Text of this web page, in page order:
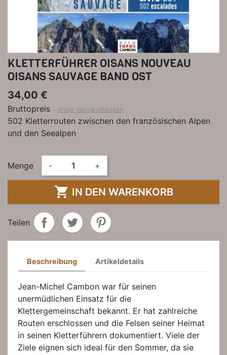
KLETTERFÜHRER OISANS NOUVEAU
OISANS SAUVAGE BAND OST
34,00 €
Bruttopreis ohne Versandkosten
502 Kletterrouten zwischen den französischen Alpen
und den Seealpen
Menge - +
 IN DEN WARENKORB
Teilen
Beschreibung Artikeldetails
Jean-Michel Cambon war für seinen
unermüdlichen Einsatz für die
Klettergemeinschaft bekannt. Er hat zahlreiche
Routen erschlossen und die Felsen seiner Heimat
in seinen Kletterführern dokumentiert. Viele der
Ziele eignen sich ideal für den Sommer, da sie